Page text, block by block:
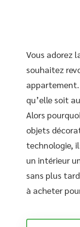
Vous adorez
souhaitez
qu’elle soit
Alors
objets
technologie,
un intérieur
sans plus
à acheter